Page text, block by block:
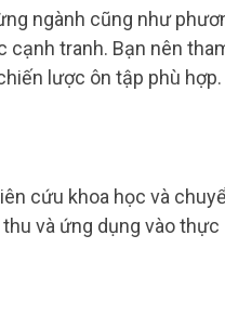
ngành cũng như
cạnh tranh. Bạn nên
lược ôn tập phù hợp.
cứu khoa học và
và ứng dụng vào thực